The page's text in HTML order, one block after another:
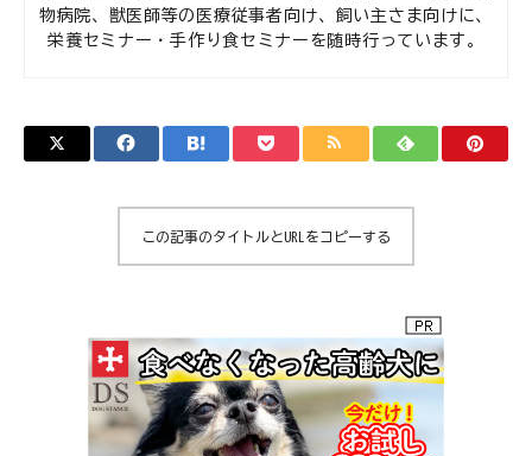
物病院、獣医師等の医療従事者向け、飼い主さま向けに、
栄養セミナー・手作り食セミナーを随時行っています。
この記事のタイトルとURLをコピーする